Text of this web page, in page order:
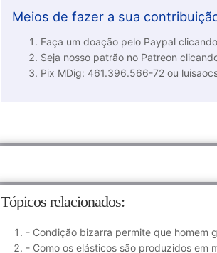
Meios de fazer a sua
Faça um doação pelo Paypal
Seja nosso patrão no Patreon
Pix MDig: 461.396.566-72 ou
Tópicos relacionados:
- Condição bizarra permite que homem
- Como os elásticos são produzidos em